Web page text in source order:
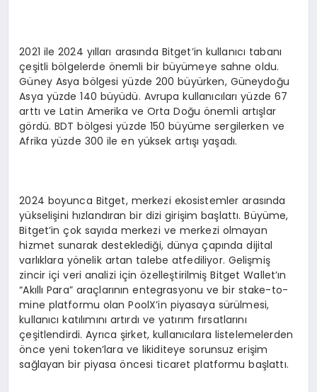
2021 ile 2024 yılları arasında Bitget’in kullanıcı tabanı
çeşitli bölgelerde önemli bir büyümeye sahne oldu.
Güney Asya bölgesi yüzde 200 büyürken, Güneydoğu
Asya yüzde 140 büyüdü. Avrupa kullanıcıları yüzde 67
arttı ve Latin Amerika ve Orta Doğu önemli artışlar
gördü. BDT bölgesi yüzde 150 büyüme sergilerken ve
Afrika yüzde 300 ile en yüksek artışı yaşadı.
2024 boyunca Bitget, merkezi ekosistemler arasında
yükselişini hızlandıran bir dizi girişim başlattı. Büyüme,
Bitget’in çok sayıda merkezi ve merkezi olmayan
hizmet sunarak desteklediği, dünya çapında dijital
varlıklara yönelik artan talebe atfediliyor. Gelişmiş
zincir içi veri analizi için özelleştirilmiş Bitget Wallet’ın
“Akıllı Para” araçlarının entegrasyonu ve bir stake-to-
mine platformu olan PoolX’in piyasaya sürülmesi,
kullanıcı katılımını artırdı ve yatırım fırsatlarını
çeşitlendirdi. Ayrıca şirket, kullanıcılara listelemelerden
önce yeni token’lara ve likiditeye sorunsuz erişim
sağlayan bir piyasa öncesi ticaret platformu başlattı.